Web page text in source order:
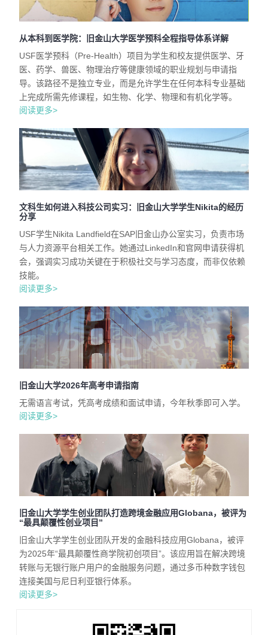
从本科到医学院：旧金山大学医学预科全程指导体系详解
USF医学预科（Pre-Health）项目为学生和校友提供医学、牙
医、药学、兽医、物理治疗等健康领域的职业规划与申请指
导。该路径不是独立专业，而是允许学生在任何本科专业基础
上完成所需先修课程，如生物、化学、物理和有机化学等。
阅读更多>
文科生如何进入科技公司实习：旧金山大学学生Nikita的经历
分享
USF学生Nikita Landfield在SAP旧金山办公室实习，负责市场
与人力资源平台相关工作。她通过LinkedIn和官网申请获得机
会，强调实习成功关键在于积极社交与学习态度，而非仅依赖
技能。
阅读更多>
旧金山大学2026年高考申请指南
无需语言考试，凭高考成绩和面试申请，今年秋季即可入学。
阅读更多>
旧金山大学学生创业团队打造跨境金融应用Globana，被评为
“最具颠覆性创业项目”
旧金山大学学生创业团队开发的金融科技应用Globana，被评
为2025年“最具颠覆性商学院初创项目”。该应用旨在解决跨境
转账与无银行账户用户的金融服务问题，通过多币种数字钱包
连接美国与尼日利亚银行体系。
阅读更多>